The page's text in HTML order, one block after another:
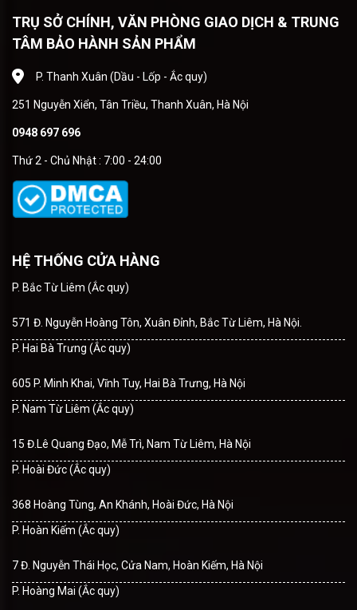
TRỤ SỞ CHÍNH, VĂN PHÒNG GIAO DỊCH & TRUNG
TÂM BẢO HÀNH SẢN PHẨM
P. Thanh Xuân (Dầu - Lốp - Ắc quy)
251 Nguyễn Xiển, Tân Triều, Thanh Xuân, Hà Nội
0948 697 696
Thứ 2 - Chủ Nhật : 7:00 - 24:00
HỆ THỐNG CỬA HÀNG
P. Bắc Từ Liêm (Ắc quy)
571 Đ. Nguyễn Hoàng Tôn, Xuân Đỉnh, Bắc Từ Liêm, Hà Nội.
P. Hai Bà Trưng (Ắc quy)
605 P. Minh Khai, Vĩnh Tuy, Hai Bà Trưng, Hà Nội
P. Nam Từ Liêm (Ắc quy)
15 Đ.Lê Quang Đạo, Mễ Trì, Nam Từ Liêm, Hà Nội
P. Hoài Đức (Ắc quy)
368 Hoàng Tùng, An Khánh, Hoài Đức, Hà Nội
P. Hoàn Kiếm (Ắc quy)
7 Đ. Nguyễn Thái Học, Cửa Nam, Hoàn Kiếm, Hà Nội
P. Hoàng Mai (Ắc quy)